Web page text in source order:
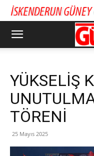
YÜKSELİŞ
TÖRENİ
25 Mayıs 2025